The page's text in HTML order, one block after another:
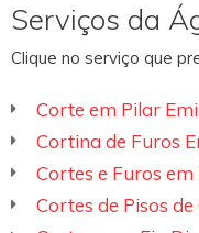
Serviços da
Clique no serviço que
Corte em Pilar
Cortina de Furos
Cortes e Furos
Cortes de Pisos